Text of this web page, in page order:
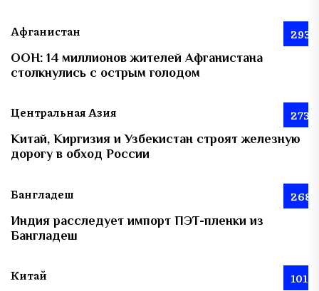
Афганистан 293
ООН: 14 миллионов жителей Афганистана
столкнулись с острым голодом
Центральная Азия 273
Китай, Киргизия и Узбекистан строят железную
дорогу в обход России
Бангладеш 268
Индия расследует импорт ПЭТ-пленки из
Бангладеш
Китай 101